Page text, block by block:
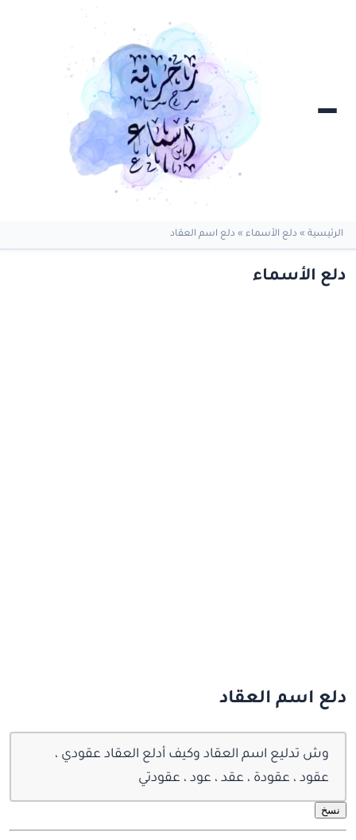
الرئيسية » دلع الأسماء » دلع اسم العقاد
دلع الأسماء
دلع اسم العقاد
وش تدليع اسم العقاد وكيف أدلع العقاد عقودي ،
عقود ، عقودة ، عقد ، عود ، عقودتي
نسخ